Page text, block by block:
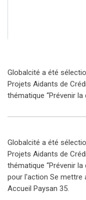
Globalcité a été
Projets Aidants de
thématique “Prévenir
Globalcité a été
Projets Aidants de
thématique “Prévenir
pour l'action Se mettre
Accueil Paysan 35.